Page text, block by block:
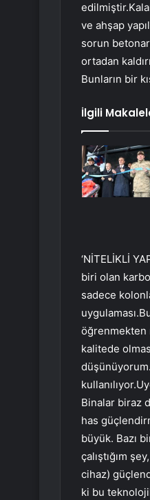
ve ahşap
sorun
ortadan
Bunların bir
İlgili
‘NİTELİKLİ
biri olan
sadece
öğrenmekten
kalitede
Binalar biraz
has
büyük. Bazı
çalıştığım
cihaz)
ki bu